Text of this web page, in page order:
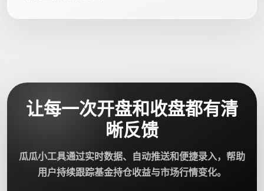
让每一次开盘和收盘都有清
晰反馈
瓜瓜小工具通过实时数据、自动推送和便捷录入，帮助
用户持续跟踪基金持仓收益与市场行情变化。